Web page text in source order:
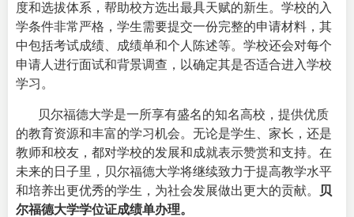
度和选拔体系，帮助校方选出最具天赋的新生。学校的入
学条件非常严格，学生需要提交一份完整的申请材料，其
中包括考试成绩、成绩单和个人陈述等。学校还会对每个
申请人进行面试和背景调查，以确定其是否适合进入学校
学习。
贝尔福德大学是一所享有盛名的知名高校，提供优质
的教育资源和丰富的学习机会。无论是学生、家长，还是
教师和校友，都对学校的发展和成就表示赞赏和支持。在
未来的日子里，贝尔福德大学将继续致力于提高教学水平
和培养出更优秀的学生，为社会发展做出更大的贡献。
贝
尔福德大学学位证成绩单办理。